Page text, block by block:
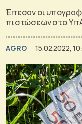
Έπεσαν οι
πιστώσεων στο
AGRO 15.02.2022,